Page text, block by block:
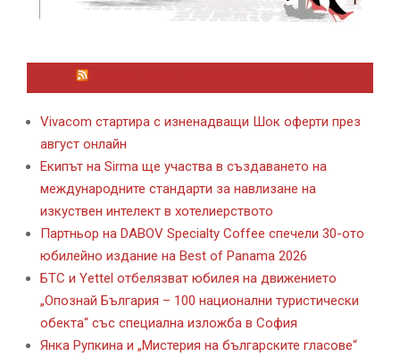
Vivacom стартира с изненадващи Шок оферти през
август онлайн
Екипът на Sirma ще участва в създаването на
международните стандарти за навлизане на
изкуствен интелект в хотелиерството
Партньор на DABOV Specialty Coffee спечели 30-ото
юбилейно издание на Best of Panama 2026
БТС и Yettel отбелязват юбилея на движението
„Опознай България – 100 национални туристически
обекта“ със специална изложба в София
Янка Рупкина и „Мистерия на българските гласове“